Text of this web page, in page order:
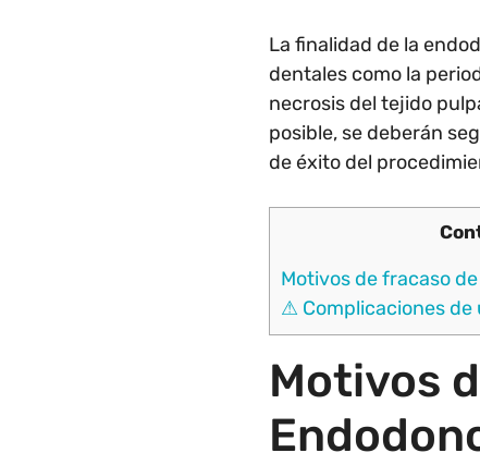
La finalidad de la
dentales como la
necrosis del tejido
posible, se deberán
de éxito del
Motivos de fracaso
⚠ Complicaciones de
Motivos